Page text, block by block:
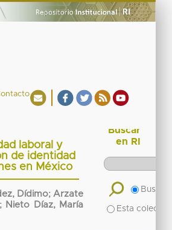
laboral y
de identidad
en México
Dídimo;Arzate
Nieto Díaz, María
Buscar
en RI
Buscar
Esta